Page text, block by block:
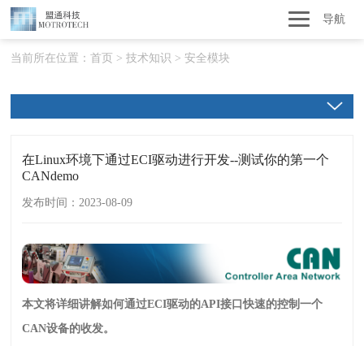
导航
当前所在位置：首页 >技术知识 >安全模块
在Linux环境下通过ECI驱动进行开发--测试你的第一个
CANdemo
发布时间：2023-08-09
本文将详细讲解如何通过ECI驱动的API接口快速的控制一个
CAN设备的收发。